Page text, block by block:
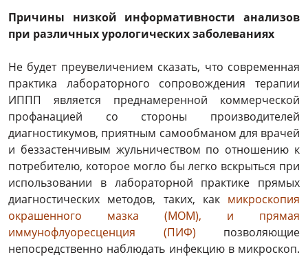
Причины низкой информативности анализов
при различных урологических заболеваниях
Не будет преувеличением сказать, что современная
практика лабораторного сопровождения терапии
ИППП является преднамеренной коммерческой
профанацией со стороны производителей
диагностикумов, приятным самообманом для врачей
и беззастенчивым жульничеством по отношению к
потребителю, которое могло бы легко вскрыться при
использовании в лабораторной практике прямых
диагностических методов, таких, как микроскопия
окрашенного мазка (МОМ), и прямая
иммунофлуоресценция (ПИФ) позволяющие
непосредственно наблюдать инфекцию в микроскоп.